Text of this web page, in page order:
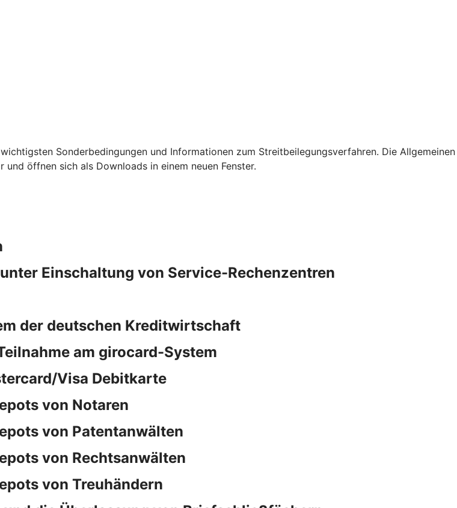
Sonderbedingungen und Informationen zum Streitbeilegungsverfahren. Die Allgemeinen
öffnen sich als Downloads in einem neuen Fenster.
Einschaltung von Service-Rechenzentren
der deutschen Kreditwirtschaft
am girocard-System
Visa Debitkarte
von Notaren
von Patentanwälten
von Rechtsanwälten
von Treuhändern